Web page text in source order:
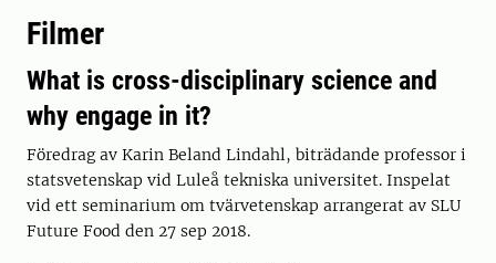
Filmer
What is cross-disciplinary science and
why engage in it?
Föredrag av Karin Beland Lindahl, biträdande professor i
statsvetenskap vid Luleå tekniska universitet. Inspelat
vid ett seminarium om tvärvetenskap arrangerat av SLU
Future Food den 27 sep 2018.